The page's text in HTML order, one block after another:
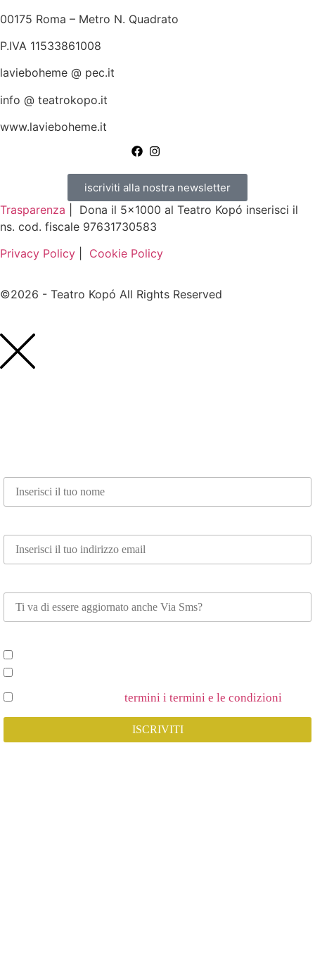
00175 Roma – Metro N. Quadrato
P.IVA 11533861008
lavieboheme @ pec.it
info @ teatrokopo.it
www.lavieboheme.it
iscriviti alla nostra newsletter
Trasparenza
| Dona il 5×1000 al Teatro Kopó inserisci il
ns. cod. fiscale 97631730583
Privacy Policy
Cookie Policy
©2026 - Teatro Kopó All Rights Reserved
termini i termini e le condizioni